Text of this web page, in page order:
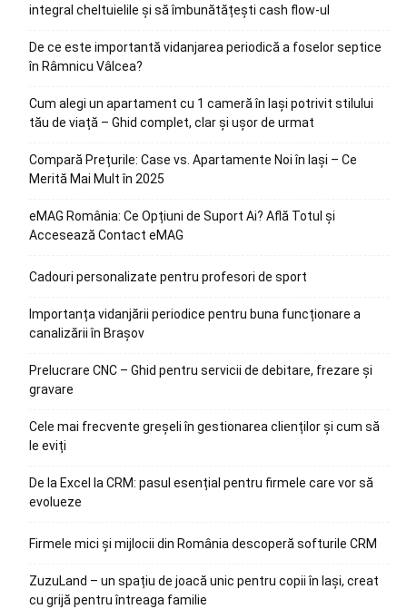
integral cheltuielile și să îmbunătățești cash flow-ul
De ce este importantă vidanjarea periodică a foselor septice
în Râmnicu Vâlcea?
Cum alegi un apartament cu 1 cameră în Iași potrivit stilului
tău de viață – Ghid complet, clar și ușor de urmat
Compară Prețurile: Case vs. Apartamente Noi în Iași – Ce
Merită Mai Mult în 2025
eMAG România: Ce Opțiuni de Suport Ai? Află Totul și
Accesează Contact eMAG
Cadouri personalizate pentru profesori de sport
Importanța vidanjării periodice pentru buna funcționare a
canalizării în Brașov
Prelucrare CNC – Ghid pentru servicii de debitare, frezare și
gravare
Cele mai frecvente greșeli în gestionarea clienților și cum să
le eviți
De la Excel la CRM: pasul esențial pentru firmele care vor să
evolueze
Firmele mici și mijlocii din România descoperă softurile CRM
ZuzuLand – un spațiu de joacă unic pentru copii în Iași, creat
cu grijă pentru întreaga familie